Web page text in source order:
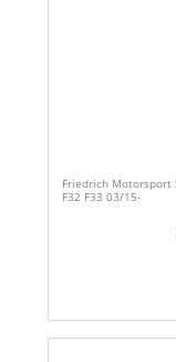
Friedrich Motorsport
F32 F33 03/15-